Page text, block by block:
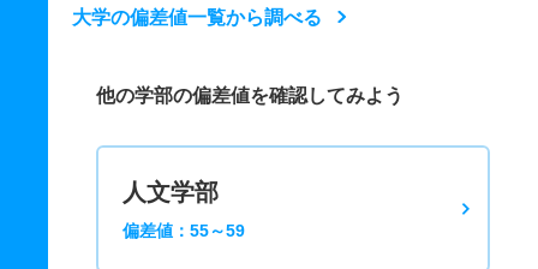
大学の偏差値一覧から調べる
他の学部の偏差値を確認してみよう
人文学部
偏差値：55～59